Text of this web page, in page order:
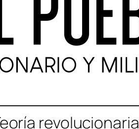
revolucionaria